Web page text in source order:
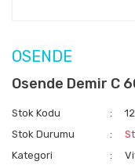
OSENDE
Osende Demir C
Stok Kodu
Stok Durumu
Kategori